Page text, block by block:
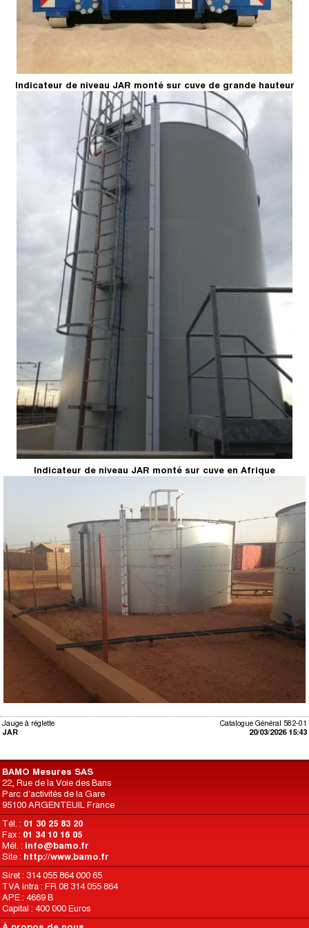
Indicateur de niveau JAR monté sur cuve de grande hauteur
Indicateur de niveau JAR monté sur cuve en Afrique
Catalogue Général 582-01
20/03/2026 15:43
Jauge à réglette
JAR
BAMO Mesures SAS
22, Rue de la Voie des Bans
Parc d'activités de la Gare
95100 ARGENTEUIL France
Tél. : 01 30 25 83 20
Fax : 01 34 10 16 05
Mél. : info@bamo.fr
Site : http://www.bamo.fr
Siret : 314 055 864 000 65
TVA Intra : FR 08 314 055 864
APE : 4669 B
Capital : 400 000 Euros